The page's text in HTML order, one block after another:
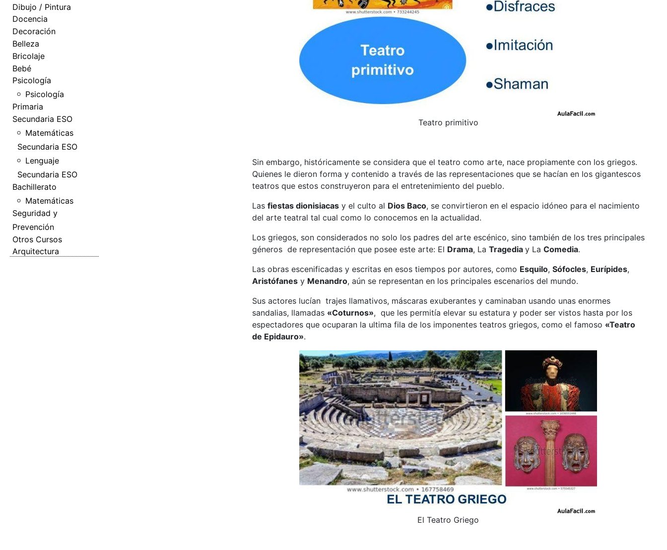
Dibujo / Pintura
Docencia
Decoración
Belleza
Bricolaje
Bebé
Psicología
Psicología
Primaria
Secundaria ESO
Matemáticas
Secundaria ESO
Lenguaje
Secundaria ESO
Bachillerato
Matemáticas
Seguridad y
Prevención
Otros Cursos
Arquitectura
Teatro primitivo
Sin embargo, históricamente se considera que el teatro como arte, nace propiamente con los griegos.
Quienes le dieron forma y contenido a través de las representaciones que se hacían en los gigantescos
teatros que estos construyeron para el entretenimiento del pueblo.
Las fiestas dionisiacasy el culto al Dios Baco, se convirtieron en el espacio idóneo para el nacimiento
del arte teatral tal cual como lo conocemos en la actualidad.
Los griegos, son considerados no solo los padres del arte escénico, sino también de los tres principales
géneros de representación que posee este arte: El Drama, La Tragedia y La Comedia.
Las obras escenificadas y escritas en esos tiempos por autores, como Esquilo, Sófocles, Eurípides,
Aristófanesy Menandro, aún se representan en los principales escenarios del mundo.
Sus actores lucían trajes llamativos, máscaras exuberantes y caminaban usando unas enormes
sandalias, llamadas «Coturnos», que les permitía elevar su estatura y poder ser vistos hasta por los
espectadores que ocuparan la ultima fila de los imponentes teatros griegos, como el famoso «Teatro
de Epidauro».
El Teatro Griego